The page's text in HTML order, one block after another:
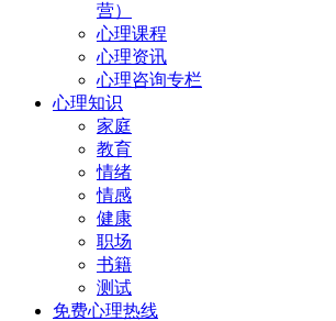
营）
心理课程
心理资讯
心理咨询专栏
心理知识
家庭
教育
情绪
情感
健康
职场
书籍
测试
免费心理热线